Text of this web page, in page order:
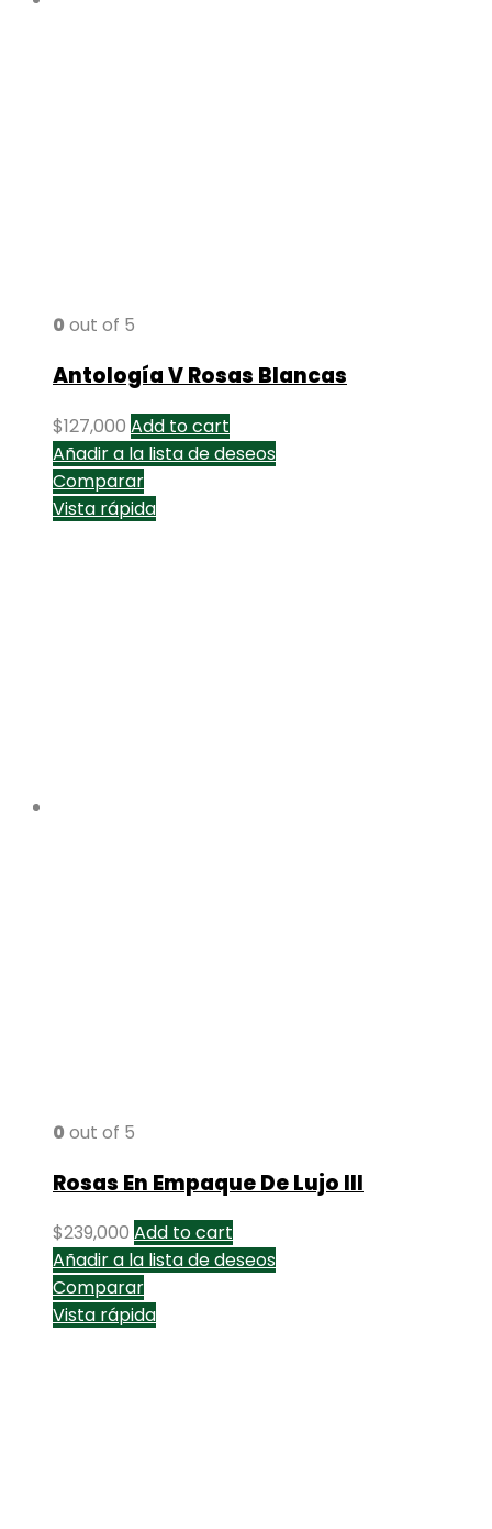
0 out of 5
Antología V Rosas Blancas
$127,000 Add to cart
Añadir a la lista de deseos
Comparar
Vista rápida
0 out of 5
Rosas En Empaque De Lujo III
$239,000 Add to cart
Añadir a la lista de deseos
Comparar
Vista rápida